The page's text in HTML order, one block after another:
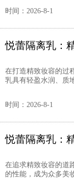
时间：2026-8-1
悦蕾隔离乳：
在打造精致妆容的过
乳具有轻盈水润、质
时间：2026-8-1
悦蕾隔离乳：
在追求精致妆容的道
的性能，成为众多美